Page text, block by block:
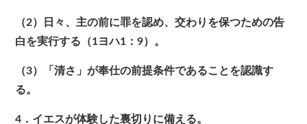
（2）日々、主の前に罪を認め、交わりを保つための告
白を実行する（1ヨハ1：9）。
（3）「清さ」が奉仕の前提条件であることを認識す
る。
4．イエスが体験した裏切りに備える。